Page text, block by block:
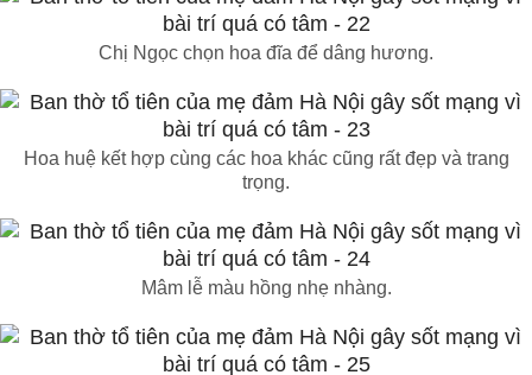
Chị Ngọc chọn hoa đĩa để dâng hương.
Hoa huệ kết hợp cùng các hoa khác cũng rất đẹp và trang
trọng.
Mâm lễ màu hồng nhẹ nhàng.